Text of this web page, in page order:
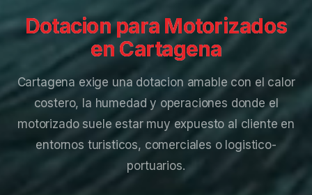
Dotacion para Motorizados
en Cartagena
Cartagena exige una dotacion amable con el calor
costero, la humedad y operaciones donde el
motorizado suele estar muy expuesto al cliente en
entornos turisticos, comerciales o logistico-
portuarios.